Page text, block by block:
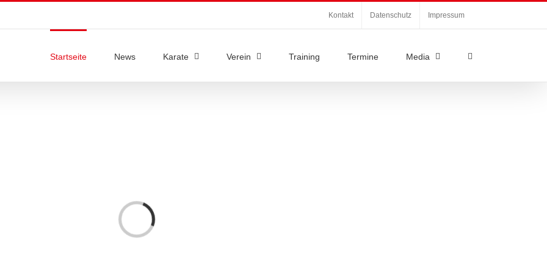
Kontakt Datenschutz Impressum
Startseite News Karate Verein Training Termine Media
Laden...